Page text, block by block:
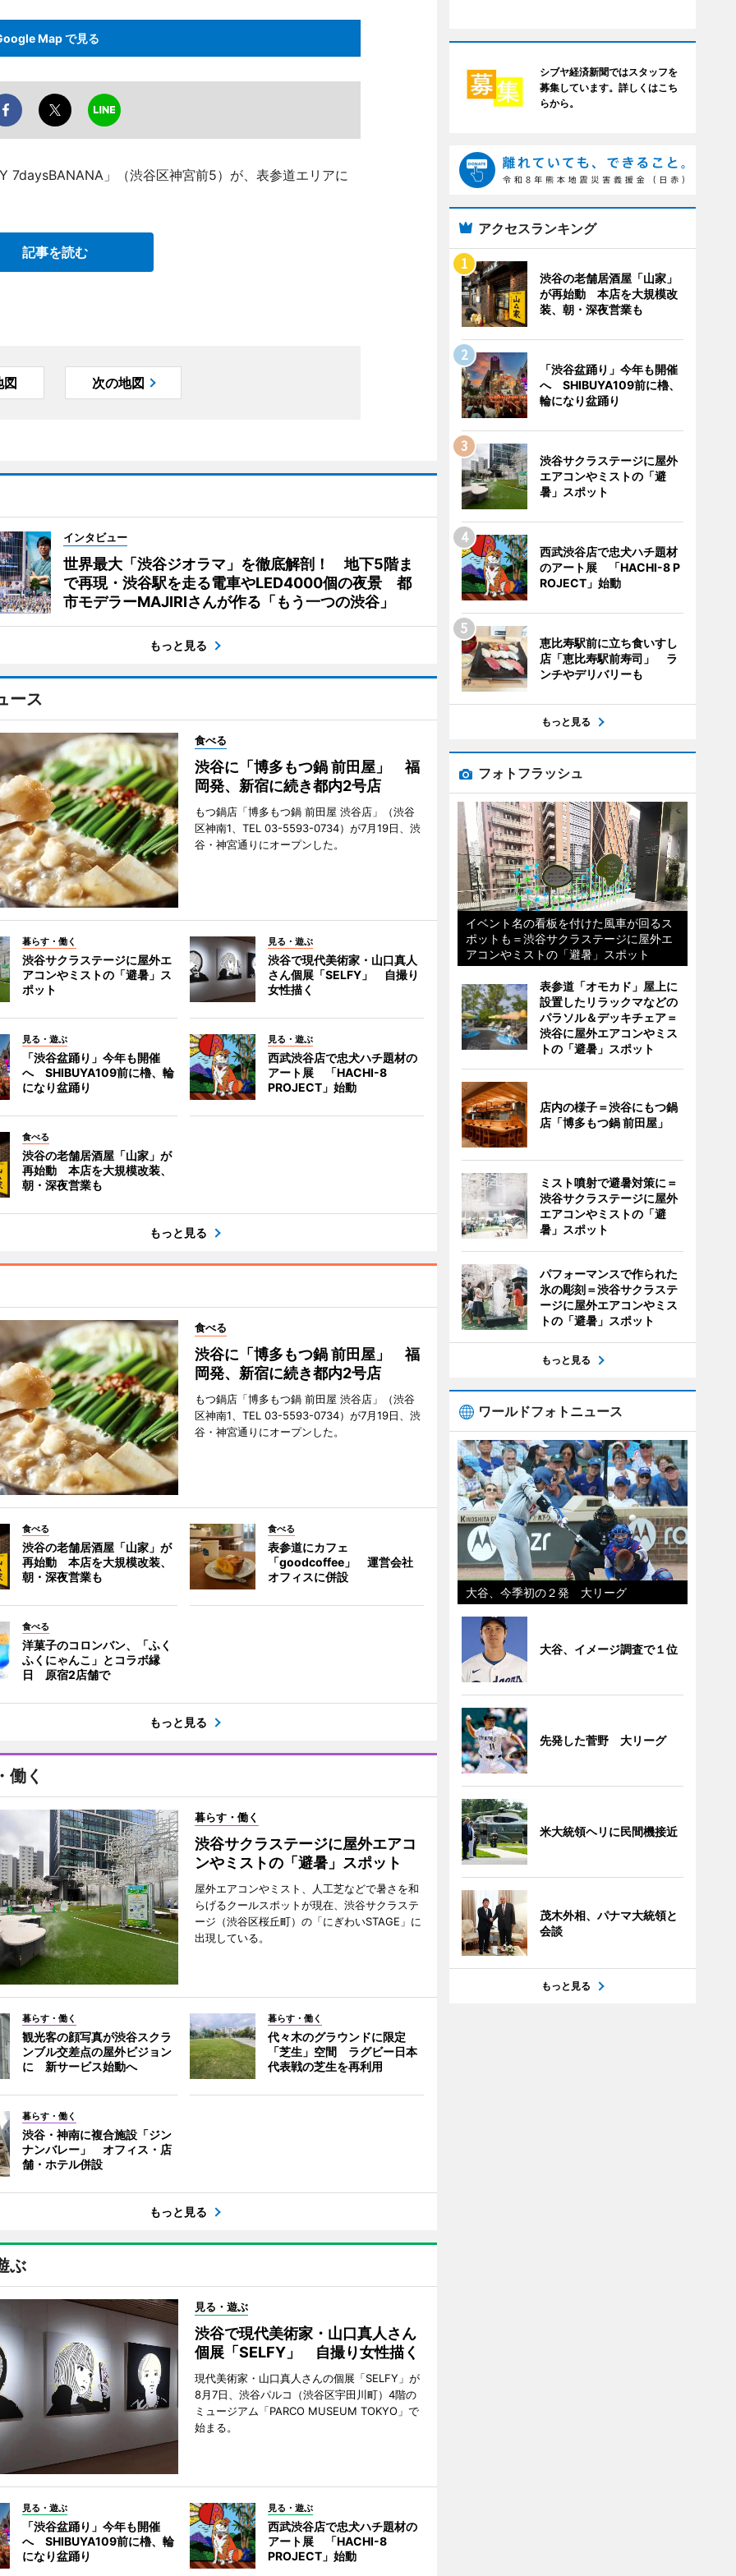
Map で見る
7daysBANANA」（渋谷区神宮前5）が、表参道エリアに
記事を読む
図 次の地図
インタビュー
世界最大「渋谷ジオラマ」を徹底解剖！ 地下5階ま
で再現・渋谷駅を走る電車やLED4000個の夜景 都
市モデラーMAJIRIさんが作る「もう一つの渋谷」
もっと見る
ース
食べる
渋谷に「博多もつ鍋 前田屋」 福
岡発、新宿に続き都内2号店
もつ鍋店「博多もつ鍋 前田屋 渋谷店」（渋谷
区神南1、TEL 03-5593-0734）が7月19日、渋
谷・神宮通りにオープンした。
暮らす・働く
渋谷サクラステージに屋外エ
アコンやミストの「避暑」ス
ポット
見る・遊ぶ
渋谷で現代美術家・山口真人
さん個展「SELFY」 自撮り
女性描く
見る・遊ぶ
「渋谷盆踊り」今年も開催
へ SHIBUYA109前に櫓、輪
になり盆踊り
見る・遊ぶ
西武渋谷店で忠犬ハチ題材の
アート展 「HACHI-8
PROJECT」始動
食べる
渋谷の老舗居酒屋「山家」が
再始動 本店を大規模改装、
朝・深夜営業も
もっと見る
食べる
渋谷に「博多もつ鍋 前田屋」 福
岡発、新宿に続き都内2号店
もつ鍋店「博多もつ鍋 前田屋 渋谷店」（渋谷
区神南1、TEL 03-5593-0734）が7月19日、渋
谷・神宮通りにオープンした。
食べる
渋谷の老舗居酒屋「山家」が
再始動 本店を大規模改装、
朝・深夜営業も
食べる
表参道にカフェ
「goodcoffee」 運営会社
オフィスに併設
食べる
洋菓子のコロンバン、「ふく
ふくにゃんこ」とコラボ縁
日 原宿2店舗で
もっと見る
働く
暮らす・働く
渋谷サクラステージに屋外エアコ
ンやミストの「避暑」スポット
屋外エアコンやミスト、人工芝などで暑さを和
らげるクールスポットが現在、渋谷サクラステ
ージ（渋谷区桜丘町）の「にぎわいSTAGE」に
出現している。
暮らす・働く
観光客の顔写真が渋谷スクラ
ンブル交差点の屋外ビジョン
に 新サービス始動へ
暮らす・働く
代々木のグラウンドに限定
「芝生」空間 ラグビー日本
代表戦の芝生を再利用
暮らす・働く
渋谷・神南に複合施設「ジン
ナンバレー」 オフィス・店
舗・ホテル併設
もっと見る
ぶ
見る・遊ぶ
渋谷で現代美術家・山口真人さん
個展「SELFY」 自撮り女性描く
現代美術家・山口真人さんの個展「SELFY」が
8月7日、渋谷パルコ（渋谷区宇田川町）4階の
ミュージアム「PARCO MUSEUM TOKYO」で
始まる。
見る・遊ぶ
「渋谷盆踊り」今年も開催
へ SHIBUYA109前に櫓、輪
になり盆踊り
見る・遊ぶ
西武渋谷店で忠犬ハチ題材の
アート展 「HACHI-8
PROJECT」始動
シブヤ経済新聞ではスタッフを
募集しています。詳しくはこち
らから。
アクセスランキング
渋谷の老舗居酒屋「山家」
が再始動 本店を大規模改
装、朝・深夜営業も
「渋谷盆踊り」今年も開催
へ SHIBUYA109前に櫓、
輪になり盆踊り
渋谷サクラステージに屋外
エアコンやミストの「避
暑」スポット
西武渋谷店で忠犬ハチ題材
のアート展 「HACHI-8 P
ROJECT」始動
恵比寿駅前に立ち食いすし
店「恵比寿駅前寿司」 ラ
ンチやデリバリーも
もっと見る
フォトフラッシュ
イベント名の看板を付けた風車が回るス
ポットも＝渋谷サクラステージに屋外エ
アコンやミストの「避暑」スポット
表参道「オモカド」屋上に
設置したリラックマなどの
パラソル＆デッキチェア＝
渋谷に屋外エアコンやミス
トの「避暑」スポット
店内の様子＝渋谷にもつ鍋
店「博多もつ鍋 前田屋」
ミスト噴射で避暑対策に＝
渋谷サクラステージに屋外
エアコンやミストの「避
暑」スポット
パフォーマンスで作られた
氷の彫刻＝渋谷サクラステ
ージに屋外エアコンやミス
トの「避暑」スポット
もっと見る
ワールドフォトニュース
大谷、今季初の２発 大リーグ
大谷、イメージ調査で１位
先発した菅野 大リーグ
米大統領ヘリに民間機接近
茂木外相、パナマ大統領と
会談
もっと見る